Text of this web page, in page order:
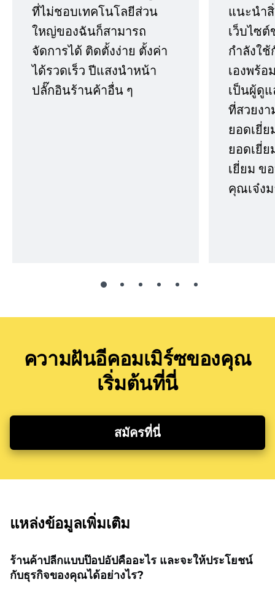
ที่ไม่ชอบเทคโนโลยีส่วน
ใหญ่ของฉันก็สามารถ
จัดการได้ ติดตั้งง่าย ตั้งค่า
ได้รวดเร็ว ปีแสงนำหน้า
ปลั๊กอินร้านค้าอื่น ๆ
แนะนำ
เว็บไซ
กำลังใ
เองพร้
เป็นผู้ดูแ
ที่สวยง
ยอดเยี่ย
ยอดเยี่
เยี่ยม ข
คุณเจ๋ง
ความฝันอีคอมเมิร์ซของคุณ
เริ่มต้นที่นี่
สมัครที่นี่
แหล่งข้อมูลเพิ่มเติม
ร้านค้าปลีกแบบป๊อปอัปคืออะไร และจะให้ประโยชน์
กับธุรกิจของคุณได้อย่างไร?